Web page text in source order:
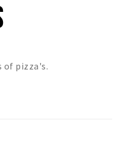
of pizza's.